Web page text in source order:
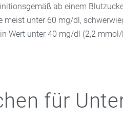
ab einem
unter 60 mg/dl,
Wert unter 40 mg/dl (2,2
für